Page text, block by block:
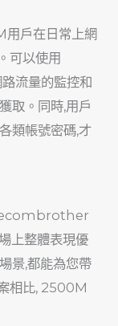
用戶在日常上網
可以使用
流量的監控和
取。同時,用戶
類帳號密碼,才
上整體表現優
景,都能為您帶
相比, 2500M